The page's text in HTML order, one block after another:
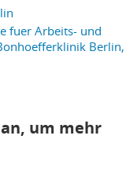
fuer Arbeits- und
Berlin,
um mehr